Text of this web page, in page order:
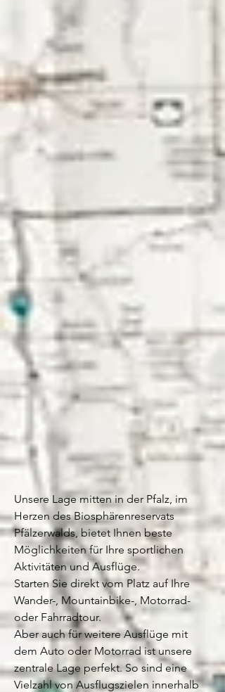
Unsere Lage mitten in der Pfalz, im
Herzen des Biosphärenreservats
Pfälzerwalds, bietet Ihnen beste
Möglichkeiten für Ihre sportlichen
Aktivitäten und Ausflüge.
Starten Sie direkt vom Platz auf Ihre
Wander-, Mountainbike-, Motorrad-
oder Fahrradtour.
Aber auch für weitere Ausflüge mit
dem Auto oder Motorrad ist unsere
zentrale Lage perfekt. So sind eine
Vielzahl von Ausflugszielen innerhalb